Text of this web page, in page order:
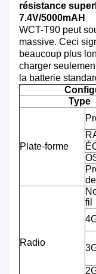
résistance
7.4V/5000mAH
WCT-T90 peut
massive. Ceci
beaucoup plus
charger
la batterie
Type
Plate-forme
Radio
fil